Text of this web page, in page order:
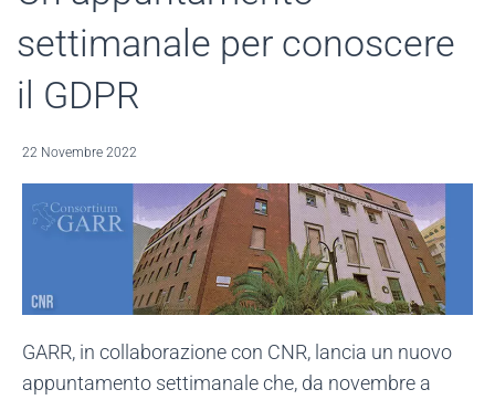
settimanale per conoscere
il GDPR
22 Novembre 2022
GARR, in collaborazione con CNR, lancia un nuovo
appuntamento settimanale che, da novembre a